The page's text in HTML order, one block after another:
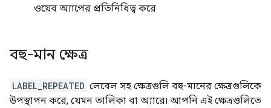
ওয়েব অ্যাপের প্রতিনিধিত্ব করে
বহু-মান ক্ষেত্র
LABEL_REPEATED লেবেল সহ ক্ষেত্রগুলি বহু-মানের ক্ষেত্রগুলিকে
উপস্থাপন করে, যেমন তালিকা বা অ্যারে৷ আপনি এই ক্ষেত্রগুলিতে